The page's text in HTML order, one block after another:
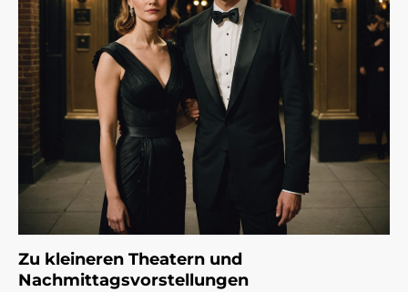
Zu kleineren Theatern und
Nachmittagsvorstellungen